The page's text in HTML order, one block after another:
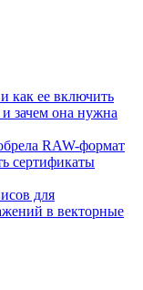
как ее включить
зачем она нужна
RAW-формат
сертификаты
для
в векторные